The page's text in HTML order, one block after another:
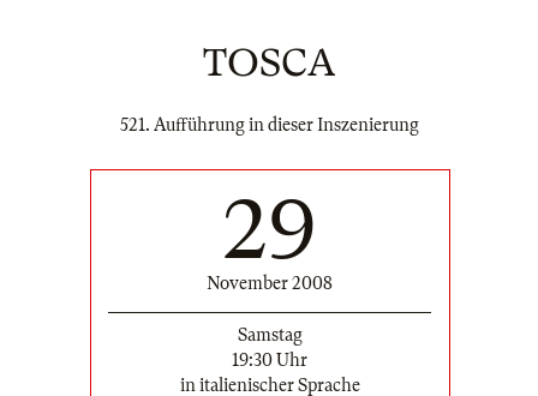
TOSCA
521. Aufführung in dieser Inszenierung
29
November 2008
Samstag
19:30 Uhr
in italienischer Sprache